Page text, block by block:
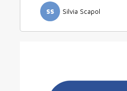
SS Silvia Scapol